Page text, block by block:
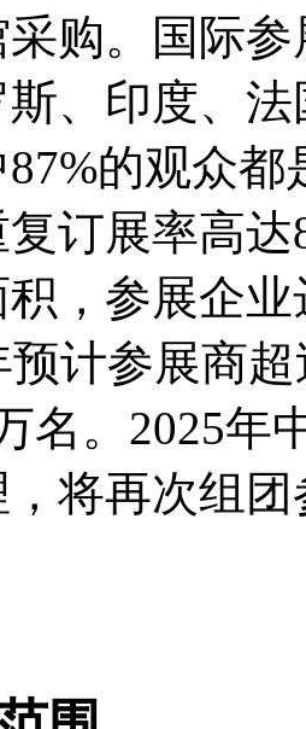
购。国际
、印度、
的观众
订展率高
，参展企
预计参展商
名。2025年
，将再次组